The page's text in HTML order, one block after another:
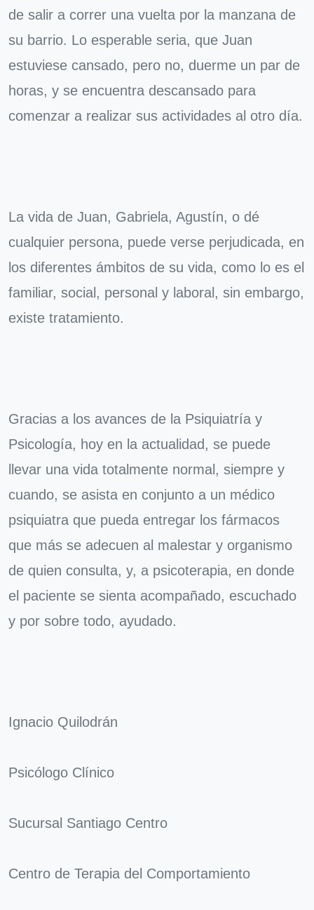
de salir a correr una vuelta por la manzana de
su barrio. Lo esperable seria, que Juan
estuviese cansado, pero no, duerme un par de
horas, y se encuentra descansado para
comenzar a realizar sus actividades al otro día.
La vida de Juan, Gabriela, Agustín, o dé
cualquier persona, puede verse perjudicada, en
los diferentes ámbitos de su vida, como lo es el
familiar, social, personal y laboral, sin embargo,
existe tratamiento.
Gracias a los avances de la Psiquiatría y
Psicología, hoy en la actualidad, se puede
llevar una vida totalmente normal, siempre y
cuando, se asista en conjunto a un médico
psiquiatra que pueda entregar los fármacos
que más se adecuen al malestar y organismo
de quien consulta, y, a psicoterapia, en donde
el paciente se sienta acompañado, escuchado
y por sobre todo, ayudado.
Ignacio Quilodrán
Psicólogo Clínico
Sucursal Santiago Centro
Centro de Terapia del Comportamiento